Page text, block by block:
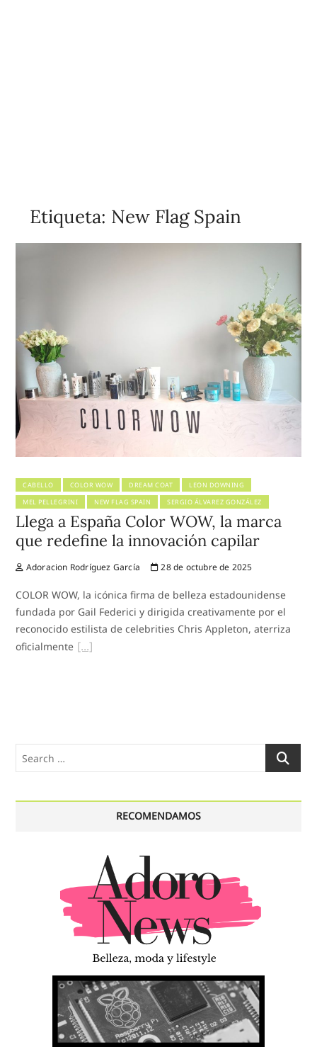
Etiqueta: New Flag Spain
CABELLO COLOR WOW DREAM COAT
LEON DOWNING
MEL PELLEGRINI
NEW FLAG SPAIN SERGIO ÁLVAREZ GONZÁLEZ
Llega a España Color WOW, la marca
que redefine la innovación capilar
Adoracion Rodríguez García 28 de octubre de 2025
COLOR WOW, la icónica firma de belleza estadounidense
fundada por Gail Federici y dirigida creativamente por el
reconocido estilista de celebrities Chris Appleton, aterriza
oficialmente
Search
…
RECOMENDAMOS